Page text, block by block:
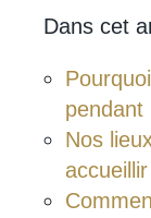
Dans cet
pendant
Nos